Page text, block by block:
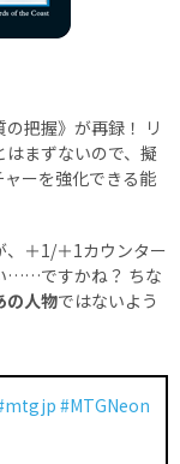
把握》が再録！ リ
まずないので、擬
ーを強化できる能
、＋1/＋1カウンター
……ですかね？ ちな
の人物ではないよう
#MTGNeon